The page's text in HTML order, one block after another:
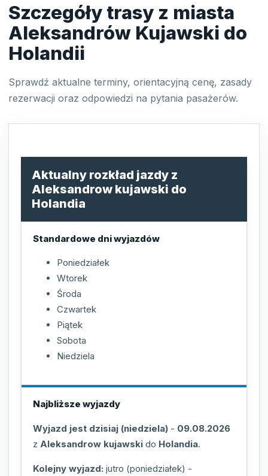
Szczegóły trasy z miasta
Aleksandrów Kujawski do
Holandii
Sprawdź aktualne terminy, orientacyjną cenę, zasady
rezerwacji oraz odpowiedzi na pytania pasażerów.
Aktualny rozkład jazdy z
Aleksandrow kujawski do
Holandia
Standardowe dni wyjazdów
Poniedziałek
Wtorek
Środa
Czwartek
Piątek
Sobota
Niedziela
Najbliższe wyjazdy
Wyjazd jest dzisiaj (niedziela) - 09.08.2026
z Aleksandrow kujawski do Holandia.
Kolejny wyjazd: jutro (poniedziałek) -